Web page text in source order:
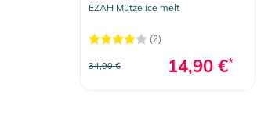
EZAH Mütze ice melt
(2)
34,90 € 14,90 €*